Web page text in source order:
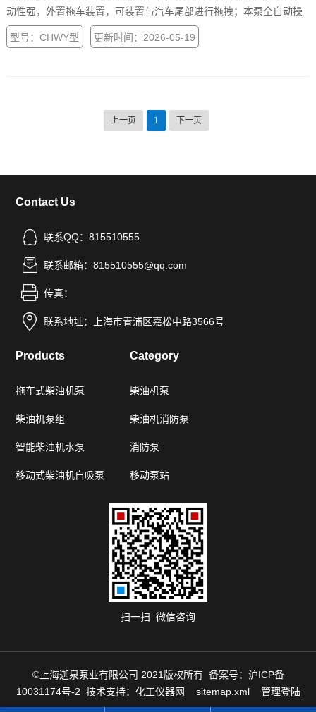
动性强，外置拖车装置，可装置与汽车尾部进行拖拽；本泵全自动操
作无须人员值守，全系标配一键启动。
型号：CHWY型 更新时间：2026-05-19
上一页 1 下一页
Contact Us
联系QQ：815510555
联系邮箱：815510555@qq.com
传真：
联系地址：上海市青浦区嘉松中路3566号
Products
拖车式柴油机泵
柴油机泵组
智能柴油机水泵
移动式柴油机自吸泵
Category
柴油机泵
柴油机消防泵
消防泵
移动泵站
扫一扫 微信咨询
©上海迦泉泵业有限公司 2021版权所有 备案号： 沪ICP备
10031174号-2 技术支持： 化工仪器网 sitemap.xml 管理登陆